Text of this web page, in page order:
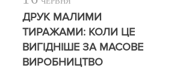
ДРУК МАЛИМИ
ТИРАЖАМИ: КОЛИ ЦЕ
ВИГІДНІШЕ ЗА МАСОВЕ
ВИРОБНИЦТВО